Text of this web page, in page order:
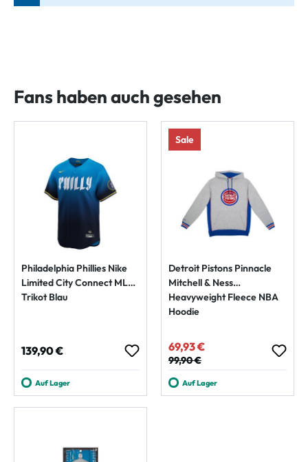
Fans haben auch gesehen
Philadelphia Phillies Nike
Limited City Connect MLB
Trikot Blau
Regulärer Preis:
139,90 €
Auf Lager
Sale
Detroit Pistons Pinnacle
Mitchell & Ness
Heavyweight Fleece NBA
Hoodie
Verkaufspreis:
69,93 €
Regulärer Preis:
99,90 €
Auf Lager